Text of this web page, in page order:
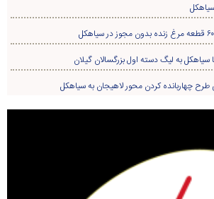
به لیگ دسته اول بزرگسالان گیلان
چهاربانده کردن محور لاهیجان به سیاهکل